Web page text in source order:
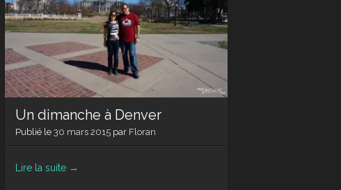
Rocks
NM
et
Un dimanche à Denver
Publié le30 mars 2015 par Floran
Lire la suite →